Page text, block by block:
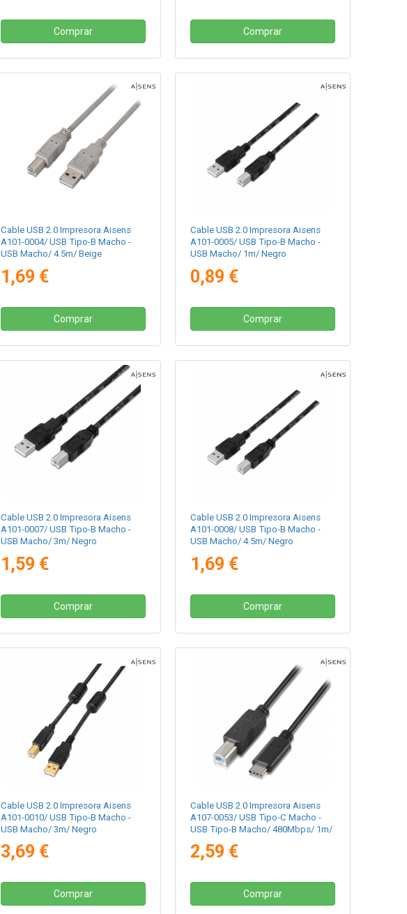
Comprar Comprar
Cable USB 2.0 Impresora Aisens
A101-0004/ USB Tipo-B Macho -
USB Macho/ 4.5m/ Beige
1,69 €
Comprar
Cable USB 2.0 Impresora Aisens
A101-0005/ USB Tipo-B Macho -
USB Macho/ 1m/ Negro
0,89 €
Comprar
Cable USB 2.0 Impresora Aisens
A101-0007/ USB Tipo-B Macho -
USB Macho/ 3m/ Negro
1,59 €
Comprar
Cable USB 2.0 Impresora Aisens
A101-0008/ USB Tipo-B Macho -
USB Macho/ 4.5m/ Negro
1,69 €
Comprar
Cable USB 2.0 Impresora Aisens
A101-0010/ USB Tipo-B Macho -
USB Macho/ 3m/ Negro
3,69 €
Comprar
Cable USB 2.0 Impresora Aisens
A107-0053/ USB Tipo-C Macho -
USB Tipo-B Macho/ 480Mbps/ 1m/
2,59 €
Comprar